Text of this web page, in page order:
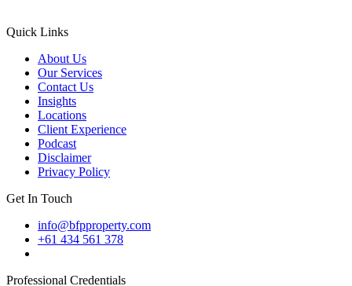
Quick Links​​​​‌ ‍ ​‍​‍‌‍ ‌ ​‍‌‍‍‌‌‍‌ ‌‍‍‌‌‍ ‍​‍​‍​ ‍‍​‍​‍‌ ​ ‌‍​‌‌‍ ‍‌‍‍‌‌ ‌​‌ ‍‌​‍ ‍‌‍‍‌‌‍ ​‍​‍​‍ ​​‍​‍‌‍‍​‌ ​‍‌‍‌‌‌‍‌‍​‍​‍​ ‍‍​‍​‍‌‍‍​‌ ‌​‌ ‌​‌ ​​‌ ​ ​ ‍‍​‍ ​‍ ‌‍​‍‌‍‌‍‌ ​​​‍ ‌‌ ​​‌ ​‍‌‍ ‌ ​​‌‍‌‌‌ ​‍‌ ‌​‌ ‍‌​‍ ‌‌‍‌ ‌ ​‍‌‍ ‌ ‌‌‌ ​​​‍ ‍‌ ‌‍‌‍‌‌‌ ​‍‌‍​ ‌‍‌‌‌‍ ​​‍ ‍‌‍​‌‌ ​​‌ ​​​‍ ‌ ​ ‌ ‌​‌ ‌‌‌‍‌​‌‍‍‌‌‍ ​‍ ‌‍‍‌‌‍ ‍‌ ‌​‌‍‌‌‌‍ ‍‌ ‌​​‍ ‌‍‌‌‌‍‌​‌‍‍‌‌ ‌​​‍ ‌‍ ‌‌‍ ‌‍‌​‌‍‌‌​ ‌‌ ​​‌ ​‍‌‍‌‌‌ ​ ‌‍‌‌‌‍ ‍‌ ‌​‌‍​‌‌ ‌​‌‍‍‌‌‍ ‌‍ ‍​ ‍ ‌‍‍‌‌‍‌​​ ‌‌ ​ ‌‍‍‌‌ ‌​‌‍‌‌‌‌​ ‌‍‌‌‌ ‌​‌ ‌​‌‍‍‌‌‍ ‍‌‍‌ ‌ ​ ​ ‍ ‌ ‌​‌ ‍‌‌ ​​‌‍‌‌​ ‌‌ ​ ‌‍‍‌‌ ‌​‌‍‌‌‌‌​ ‌‍‌‌‌ ‌​‌ ‌​‌‍‍‌‌‍ ‍‌‍‌ ‌ ​ ​ ‍ ‌ ​​‌‍​‌‌ ‌​‌‍‍​​ ‌‌‍‌‍‌‍ ‌‍ ‌ ‌​‌‍‌‌‌ ​‍​‍ ‍‌ ​‌‌ ‌‌‌‍‍‌‌‍​ ‌‍‍ ‌​ ​‌‍‍‌‌‍ ‍‌‍‍ ‌ ​ ‌​‍​‌‍‌‌‌‍​‌‌‍‌​‌‍‍‌‌‍ ‍‌‍‌ ​ ‌‍​‍‌‍​‌‌ ​ ‌‍‌‌‌‌‌‌‌ ​‍‌‍ ​​ ‌‌‍‍​‌ ‌​‌ ‌​‌ ​​‌ ​ ​‍‌‌​ ​ ‌​​‌​‍‌‌​ ​‍‌​‌‍​‍‌‌​ ​‍‌​‌‍‌‍​‍‌‍‌‍‌ ​​​‍ ‌‌ ​​‌ ​‍‌‍ ‌ ​​‌‍‌‌‌ ​‍‌ ‌​‌ ‍‌​‍ ‌‌‍‌ ‌ ​‍‌‍ ‌ ‌‌‌ ​​​‍ ‍‌ ‌‍‌‍‌‌‌ ​‍‌‍​ ‌‍‌‌‌‍ ​​‍ ‍‌‍​‌‌ ​​‌ ​​​‍‌‌​ ​‍‌​‌‍‌ ​ ‌ ‌​‌ ‌‌‌‍‌​‌‍‍‌‌‍ ​‍‌‍‌‍‍‌‌‍‌​​ ‌‌ ​ ‌‍‍‌‌ ‌​‌‍‌‌‌‌​ ‌‍‌‌‌ ‌​‌ ‌​‌‍‍‌‌‍ ‍‌‍‌ ‌ ​ ​‍‌‍‌ ‌​‌ ‍‌‌ ​​‌‍‌‌​ ‌‌ ​ ‌‍‍‌‌ ‌​‌‍‌‌‌‌​ ‌‍‌‌‌ ‌​‌ ‌​‌‍‍‌‌‍ ‍‌‍‌ ‌ ​ ​‍‌‍‌ ​​‌‍​‌‌ ‌​‌‍‍​​ ‌‌‍‌‍‌‍ ‌‍ ‌ ‌​‌‍‌‌‌ ​‍​‍ ‍‌ ​‌‌ ‌‌‌‍‍‌‌‍​ ‌‍‍ ‌​ ​‌‍‍‌‌‍ ‍‌‍‍ ‌ ​ ‌​‍​‌‍‌‌‌‍​‌‌‍‌​‌‍‍‌‌‍ ‍‌‍‌ ​‍‌‍‌ ​​‌‍‌‌‌ ​‍‌ ​ ‌ ​​‌‍‌‌‌‍​ ‌ ‌​‌‍‍‌‌ ‌‍‌‍‌‌​ ‌‌ ​​‌ ‌‌‌‍​‍‌‍ ​‌‍‍‌‌ ​ ‌‍‍​‌‍‌‌‌‍‌​​‍​‍‌ ‌
About Us​​​​‌ ‍ ​‍​‍‌‍ ‌ ​‍‌‍‍‌‌‍‌ ‌‍‍‌‌‍ ‍​‍​‍​ ‍‍​‍​‍‌ ​ ‌‍​‌‌‍ ‍‌‍‍‌‌ ‌​‌ ‍‌​‍ ‍‌‍‍‌‌‍ ​‍​‍​‍ ​​‍​‍‌‍‍​‌ ​‍‌‍‌‌‌‍‌‍​‍​‍​ ‍‍​‍​‍‌‍‍​‌ ‌​‌ ‌​‌ ​​‌ ​ ​ ‍‍​‍ ​‍ ‌‍​‍‌‍‌‍‌ ​​​‍ ‌‌ ​​‌ ​‍‌‍ ‌ ​​‌‍‌‌‌ ​‍‌ ‌​‌ ‍‌​‍ ‌‌‍‌ ‌ ​‍‌‍ ‌ ‌‌‌ ​​​‍ ‍‌ ‌‍‌‍‌‌‌ ​‍‌‍​ ‌‍‌‌‌‍ ​​‍ ‍‌‍​‌‌ ​​‌ ​​​‍ ‌ ​ ‌ ‌​‌ ‌‌‌‍‌​‌‍‍‌‌‍ ​‍ ‌‍‍‌‌‍ ‍‌ ‌​‌‍‌‌‌‍ ‍‌ ‌​​‍ ‌‍‌‌‌‍‌​‌‍‍‌‌ ‌​​‍ ‌‍ ‌‌‍ ‌‍‌​‌‍‌‌​ ‌‌ ​​‌ ​‍‌‍‌‌‌ ​ ‌‍‌‌‌‍ ‍‌ ‌​‌‍​‌‌ ‌​‌‍‍‌‌‍ ‌‍ ‍​ ‍ ‌‍‍‌‌‍‌​​ ‌‌ ​ ‌‍‍‌‌ ‌​‌‍‌‌‌‌​ ‌‍‌‌‌ ‌​‌ ‌​‌‍‍‌‌‍ ‍‌‍‌ ‌ ​ ​ ‍ ‌ ‌​‌ ‍‌‌ ​​‌‍‌‌​ ‌‌ ​ ‌‍‍‌‌ ‌​‌‍‌‌‌‌​ ‌‍‌‌‌ ‌​‌ ‌​‌‍‍‌‌‍ ‍‌‍‌ ‌ ​ ​ ‍ ‌ ​​‌‍​‌‌ ‌​‌‍‍​​ ‌‌‍‌‍‌‍ ‌‍ ‌ ‌​‌‍‌‌‌ ​‍‌​ ​‌‍‍‌‌‍ ‍‌‍‍ ‌ ​ ​‍‌‌​ ‌‌‌​​‍‌‌ ‌‍‍ ‌‍‌‌‌ ‍‌​‍‌‌​ ​ ‌​‌​​‍‌‌​ ​ ‌​‌​​‍‌‌​ ​‍​ ​‍​ ‌ ‌​ ‌​ ‍‌ ‍​​ ‌ ​ ‌​‌‌​‌‌​ ‌‌‍‍‌‌​‍‌​ ​‌​ ​​‌‍‌‌‌‍​‌‌ ‍‍‌ ‌ ‌ ‌‌‌ ‌​​ ‍​‌​‍​‌‌‌ ‌‍‌​​‍‌‌​ ​‍​ ​‍​‍‌‌​ ‌‌‌​‌​​‍ ‍‌‍ ​‌‍​‌‌‍​‍‌‍‌‌‌‍ ​​ ‌‍​‍‌‍​‌‌ ​ ‌‍‌‌‌‌‌‌‌ ​‍‌‍ ​​ ‌‌‍‍​‌ ‌​‌ ‌​‌ ​​‌ ​ ​‍‌‌​ ​ ‌​​‌​‍‌‌​ ​‍‌​‌‍​‍‌‌​ ​‍‌​‌‍‌‍​‍‌‍‌‍‌ ​​​‍ ‌‌ ​​‌ ​‍‌‍ ‌ ​​‌‍‌‌‌ ​‍‌ ‌​‌ ‍‌​‍ ‌‌‍‌ ‌ ​‍‌‍ ‌ ‌‌‌ ​​​‍ ‍‌ ‌‍‌‍‌‌‌ ​‍‌‍​ ‌‍‌‌‌‍ ​​‍ ‍‌‍​‌‌ ​​‌ ​​​‍‌‌​ ​‍‌​‌‍‌ ​ ‌ ‌​‌ ‌‌‌‍‌​‌‍‍‌‌‍ ​‍‌‍‌‍‍‌‌‍‌​​ ‌‌ ​ ‌‍‍‌‌ ‌​‌‍‌‌‌‌​ ‌‍‌‌‌ ‌​‌ ‌​‌‍‍‌‌‍ ‍‌‍‌ ‌ ​ ​‍‌‍‌ ‌​‌ ‍‌‌ ​​‌‍‌‌​ ‌‌ ​ ‌‍‍‌‌ ‌​‌‍‌‌‌‌​ ‌‍‌‌‌ ‌​‌ ‌​‌‍‍‌‌‍ ‍‌‍‌ ‌ ​ ​‍‌‍‌ ​​‌‍​‌‌ ‌​‌‍‍​​ ‌‌‍‌‍‌‍ ‌‍ ‌ ‌​‌‍‌‌‌ ​‍‌​ ​‌‍‍‌‌‍ ‍‌‍‍ ‌ ​ ​‍‌‌​ ‌‌‌​​‍‌‌ ‌‍‍ ‌‍‌‌‌ ‍‌​‍‌‌​ ​ ‌​‌​​‍‌‌​ ​ ‌​‌​​‍‌‌​ ​‍​ ​‍​ ‌ ‌​ ‌​ ‍‌ ‍​​ ‌ ​ ‌​‌‌​‌‌​ ‌‌‍‍‌‌​‍‌​ ​‌​ ​​‌‍‌‌‌‍​‌‌ ‍‍‌ ‌ ‌ ‌‌‌ ‌​​ ‍​‌​‍​‌‌‌ ‌‍‌​​‍‌‌​ ​‍​ ​‍​‍‌‌​ ‌‌‌​‌​​‍ ‍‌‍ ​‌‍​‌‌‍​‍‌‍‌‌‌‍ ​​‍‌‍‌ ​​‌‍‌‌‌ ​‍‌ ​ ‌ ​​‌‍‌‌‌‍​ ‌ ‌​‌‍‍‌‌ ‌‍‌‍‌‌​ ‌‌ ​​‌ ‌‌‌‍​‍‌‍ ​‌‍‍‌‌ ​ ‌‍‍​‌‍‌‌‌‍‌​​‍​‍‌ ‌
Our Services​​​​‌ ‍ ​‍​‍‌‍ ‌ ​‍‌‍‍‌‌‍‌ ‌‍‍‌‌‍ ‍​‍​‍​ ‍‍​‍​‍‌ ​ ‌‍​‌‌‍ ‍‌‍‍‌‌ ‌​‌ ‍‌​‍ ‍‌‍‍‌‌‍ ​‍​‍​‍ ​​‍​‍‌‍‍​‌ ​‍‌‍‌‌‌‍‌‍​‍​‍​ ‍‍​‍​‍‌‍‍​‌ ‌​‌ ‌​‌ ​​‌ ​ ​ ‍‍​‍ ​‍ ‌‍​‍‌‍‌‍‌ ​​​‍ ‌‌ ​​‌ ​‍‌‍ ‌ ​​‌‍‌‌‌ ​‍‌ ‌​‌ ‍‌​‍ ‌‌‍‌ ‌ ​‍‌‍ ‌ ‌‌‌ ​​​‍ ‍‌ ‌‍‌‍‌‌‌ ​‍‌‍​ ‌‍‌‌‌‍ ​​‍ ‍‌‍​‌‌ ​​‌ ​​​‍ ‌ ​ ‌ ‌​‌ ‌‌‌‍‌​‌‍‍‌‌‍ ​‍ ‌‍‍‌‌‍ ‍‌ ‌​‌‍‌‌‌‍ ‍‌ ‌​​‍ ‌‍‌‌‌‍‌​‌‍‍‌‌ ‌​​‍ ‌‍ ‌‌‍ ‌‍‌​‌‍‌‌​ ‌‌ ​​‌ ​‍‌‍‌‌‌ ​ ‌‍‌‌‌‍ ‍‌ ‌​‌‍​‌‌ ‌​‌‍‍‌‌‍ ‌‍ ‍​ ‍ ‌‍‍‌‌‍‌​​ ‌‌ ​ ‌‍‍‌‌ ‌​‌‍‌‌‌‌​ ‌‍‌‌‌ ‌​‌ ‌​‌‍‍‌‌‍ ‍‌‍‌ ‌ ​ ​ ‍ ‌ ‌​‌ ‍‌‌ ​​‌‍‌‌​ ‌‌ ​ ‌‍‍‌‌ ‌​‌‍‌‌‌‌​ ‌‍‌‌‌ ‌​‌ ‌​‌‍‍‌‌‍ ‍‌‍‌ ‌ ​ ​ ‍ ‌ ​​‌‍​‌‌ ‌​‌‍‍​​ ‌‌‍‌‍‌‍ ‌‍ ‌ ‌​‌‍‌‌‌ ​‍‌​ ​‌‍‍‌‌‍ ‍‌‍‍ ‌ ​ ​‍‌‌​ ‌‌‌​​‍‌‌ ‌‍‍ ‌‍‌‌‌ ‍‌​‍‌‌​ ​ ‌​‌​​‍‌‌​ ​ ‌​‌​​‍‌‌​ ​‍​ ​‍​ ‌ ‌​ ‌​ ‍‌ ‍​​ ‌ ​ ‌​‌‌​‌‌​ ‌‌‍‍‌‌​‍‌​ ​‌​ ​​‌‍‌‌‌‍​‌‌ ‍‍‌ ‌ ‌ ‌‌‌ ‌​​ ‍​‌​‍​‌‌‍‍‌‌‍‍​‍‌‌​ ​‍​ ​‍​‍‌‌​ ‌‌‌​‌​​‍ ‍‌‍ ​‌‍​‌‌‍​‍‌‍‌‌‌‍ ​​ ‌‍​‍‌‍​‌‌ ​ ‌‍‌‌‌‌‌‌‌ ​‍‌‍ ​​ ‌‌‍‍​‌ ‌​‌ ‌​‌ ​​‌ ​ ​‍‌‌​ ​ ‌​​‌​‍‌‌​ ​‍‌​‌‍​‍‌‌​ ​‍‌​‌‍‌‍​‍‌‍‌‍‌ ​​​‍ ‌‌ ​​‌ ​‍‌‍ ‌ ​​‌‍‌‌‌ ​‍‌ ‌​‌ ‍‌​‍ ‌‌‍‌ ‌ ​‍‌‍ ‌ ‌‌‌ ​​​‍ ‍‌ ‌‍‌‍‌‌‌ ​‍‌‍​ ‌‍‌‌‌‍ ​​‍ ‍‌‍​‌‌ ​​‌ ​​​‍‌‌​ ​‍‌​‌‍‌ ​ ‌ ‌​‌ ‌‌‌‍‌​‌‍‍‌‌‍ ​‍‌‍‌‍‍‌‌‍‌​​ ‌‌ ​ ‌‍‍‌‌ ‌​‌‍‌‌‌‌​ ‌‍‌‌‌ ‌​‌ ‌​‌‍‍‌‌‍ ‍‌‍‌ ‌ ​ ​‍‌‍‌ ‌​‌ ‍‌‌ ​​‌‍‌‌​ ‌‌ ​ ‌‍‍‌‌ ‌​‌‍‌‌‌‌​ ‌‍‌‌‌ ‌​‌ ‌​‌‍‍‌‌‍ ‍‌‍‌ ‌ ​ ​‍‌‍‌ ​​‌‍​‌‌ ‌​‌‍‍​​ ‌‌‍‌‍‌‍ ‌‍ ‌ ‌​‌‍‌‌‌ ​‍‌​ ​‌‍‍‌‌‍ ‍‌‍‍ ‌ ​ ​‍‌‌​ ‌‌‌​​‍‌‌ ‌‍‍ ‌‍‌‌‌ ‍‌​‍‌‌​ ​ ‌​‌​​‍‌‌​ ​ ‌​‌​​‍‌‌​ ​‍​ ​‍​ ‌ ‌​ ‌​ ‍‌ ‍​​ ‌ ​ ‌​‌‌​‌‌​ ‌‌‍‍‌‌​‍‌​ ​‌​ ​​‌‍‌‌‌‍​‌‌ ‍‍‌ ‌ ‌ ‌‌‌ ‌​​ ‍​‌​‍​‌‌‍‍‌‌‍‍​‍‌‌​ ​‍​ ​‍​‍‌‌​ ‌‌‌​‌​​‍ ‍‌‍ ​‌‍​‌‌‍​‍‌‍‌‌‌‍ ​​‍‌‍‌ ​​‌‍‌‌‌ ​‍‌ ​ ‌ ​​‌‍‌‌‌‍​ ‌ ‌​‌‍‍‌‌ ‌‍‌‍‌‌​ ‌‌ ​​‌ ‌‌‌‍​‍‌‍ ​‌‍‍‌‌ ​ ‌‍‍​‌‍‌‌‌‍‌​​‍​‍‌ ‌
Contact Us​​​​‌ ‍ ​‍​‍‌‍ ‌ ​‍‌‍‍‌‌‍‌ ‌‍‍‌‌‍ ‍​‍​‍​ ‍‍​‍​‍‌ ​ ‌‍​‌‌‍ ‍‌‍‍‌‌ ‌​‌ ‍‌​‍ ‍‌‍‍‌‌‍ ​‍​‍​‍ ​​‍​‍‌‍‍​‌ ​‍‌‍‌‌‌‍‌‍​‍​‍​ ‍‍​‍​‍‌‍‍​‌ ‌​‌ ‌​‌ ​​‌ ​ ​ ‍‍​‍ ​‍ ‌‍​‍‌‍‌‍‌ ​​​‍ ‌‌ ​​‌ ​‍‌‍ ‌ ​​‌‍‌‌‌ ​‍‌ ‌​‌ ‍‌​‍ ‌‌‍‌ ‌ ​‍‌‍ ‌ ‌‌‌ ​​​‍ ‍‌ ‌‍‌‍‌‌‌ ​‍‌‍​ ‌‍‌‌‌‍ ​​‍ ‍‌‍​‌‌ ​​‌ ​​​‍ ‌ ​ ‌ ‌​‌ ‌‌‌‍‌​‌‍‍‌‌‍ ​‍ ‌‍‍‌‌‍ ‍‌ ‌​‌‍‌‌‌‍ ‍‌ ‌​​‍ ‌‍‌‌‌‍‌​‌‍‍‌‌ ‌​​‍ ‌‍ ‌‌‍ ‌‍‌​‌‍‌‌​ ‌‌ ​​‌ ​‍‌‍‌‌‌ ​ ‌‍‌‌‌‍ ‍‌ ‌​‌‍​‌‌ ‌​‌‍‍‌‌‍ ‌‍ ‍​ ‍ ‌‍‍‌‌‍‌​​ ‌‌ ​ ‌‍‍‌‌ ‌​‌‍‌‌‌‌​ ‌‍‌‌‌ ‌​‌ ‌​‌‍‍‌‌‍ ‍‌‍‌ ‌ ​ ​ ‍ ‌ ‌​‌ ‍‌‌ ​​‌‍‌‌​ ‌‌ ​ ‌‍‍‌‌ ‌​‌‍‌‌‌‌​ ‌‍‌‌‌ ‌​‌ ‌​‌‍‍‌‌‍ ‍‌‍‌ ‌ ​ ​ ‍ ‌ ​​‌‍​‌‌ ‌​‌‍‍​​ ‌‌‍‌‍‌‍ ‌‍ ‌ ‌​‌‍‌‌‌ ​‍‌​ ​‌‍‍‌‌‍ ‍‌‍‍ ‌ ​ ​‍‌‌​ ‌‌‌​​‍‌‌ ‌‍‍ ‌‍‌‌‌ ‍‌​‍‌‌​ ​ ‌​‌​​‍‌‌​ ​ ‌​‌​​‍‌‌​ ​‍​ ​‍​ ‌ ‌​ ‌​ ‍‌ ‍​​ ‌ ​ ‌​‌‌​‌‌​ ‌‌‍‍‌‌​‍‌​ ​‌​ ​​‌‍‌‌‌‍​‌‌ ‍‍‌ ‌ ‌ ‌‌‌ ‌​​ ‍​‌​‍​‌‍​ ‌‌‌‍​‍‌‌​ ​‍​ ​‍​‍‌‌​ ‌‌‌​‌​​‍ ‍‌‍ ​‌‍​‌‌‍​‍‌‍‌‌‌‍ ​​ ‌‍​‍‌‍​‌‌ ​ ‌‍‌‌‌‌‌‌‌ ​‍‌‍ ​​ ‌‌‍‍​‌ ‌​‌ ‌​‌ ​​‌ ​ ​‍‌‌​ ​ ‌​​‌​‍‌‌​ ​‍‌​‌‍​‍‌‌​ ​‍‌​‌‍‌‍​‍‌‍‌‍‌ ​​​‍ ‌‌ ​​‌ ​‍‌‍ ‌ ​​‌‍‌‌‌ ​‍‌ ‌​‌ ‍‌​‍ ‌‌‍‌ ‌ ​‍‌‍ ‌ ‌‌‌ ​​​‍ ‍‌ ‌‍‌‍‌‌‌ ​‍‌‍​ ‌‍‌‌‌‍ ​​‍ ‍‌‍​‌‌ ​​‌ ​​​‍‌‌​ ​‍‌​‌‍‌ ​ ‌ ‌​‌ ‌‌‌‍‌​‌‍‍‌‌‍ ​‍‌‍‌‍‍‌‌‍‌​​ ‌‌ ​ ‌‍‍‌‌ ‌​‌‍‌‌‌‌​ ‌‍‌‌‌ ‌​‌ ‌​‌‍‍‌‌‍ ‍‌‍‌ ‌ ​ ​‍‌‍‌ ‌​‌ ‍‌‌ ​​‌‍‌‌​ ‌‌ ​ ‌‍‍‌‌ ‌​‌‍‌‌‌‌​ ‌‍‌‌‌ ‌​‌ ‌​‌‍‍‌‌‍ ‍‌‍‌ ‌ ​ ​‍‌‍‌ ​​‌‍​‌‌ ‌​‌‍‍​​ ‌‌‍‌‍‌‍ ‌‍ ‌ ‌​‌‍‌‌‌ ​‍‌​ ​‌‍‍‌‌‍ ‍‌‍‍ ‌ ​ ​‍‌‌​ ‌‌‌​​‍‌‌ ‌‍‍ ‌‍‌‌‌ ‍‌​‍‌‌​ ​ ‌​‌​​‍‌‌​ ​ ‌​‌​​‍‌‌​ ​‍​ ​‍​ ‌ ‌​ ‌​ ‍‌ ‍​​ ‌ ​ ‌​‌‌​‌‌​ ‌‌‍‍‌‌​‍‌​ ​‌​ ​​‌‍‌‌‌‍​‌‌ ‍‍‌ ‌ ‌ ‌‌‌ ‌​​ ‍​‌​‍​‌‍​ ‌‌‌‍​‍‌‌​ ​‍​ ​‍​‍‌‌​ ‌‌‌​‌​​‍ ‍‌‍ ​‌‍​‌‌‍​‍‌‍‌‌‌‍ ​​‍‌‍‌ ​​‌‍‌‌‌ ​‍‌ ​ ‌ ​​‌‍‌‌‌‍​ ‌ ‌​‌‍‍‌‌ ‌‍‌‍‌‌​ ‌‌ ​​‌ ‌‌‌‍​‍‌‍ ​‌‍‍‌‌ ​ ‌‍‍​‌‍‌‌‌‍‌​​‍​‍‌ ‌
Insights​​​​‌ ‍ ​‍​‍‌‍ ‌ ​‍‌‍‍‌‌‍‌ ‌‍‍‌‌‍ ‍​‍​‍​ ‍‍​‍​‍‌ ​ ‌‍​‌‌‍ ‍‌‍‍‌‌ ‌​‌ ‍‌​‍ ‍‌‍‍‌‌‍ ​‍​‍​‍ ​​‍​‍‌‍‍​‌ ​‍‌‍‌‌‌‍‌‍​‍​‍​ ‍‍​‍​‍‌‍‍​‌ ‌​‌ ‌​‌ ​​‌ ​ ​ ‍‍​‍ ​‍ ‌‍​‍‌‍‌‍‌ ​​​‍ ‌‌ ​​‌ ​‍‌‍ ‌ ​​‌‍‌‌‌ ​‍‌ ‌​‌ ‍‌​‍ ‌‌‍‌ ‌ ​‍‌‍ ‌ ‌‌‌ ​​​‍ ‍‌ ‌‍‌‍‌‌‌ ​‍‌‍​ ‌‍‌‌‌‍ ​​‍ ‍‌‍​‌‌ ​​‌ ​​​‍ ‌ ​ ‌ ‌​‌ ‌‌‌‍‌​‌‍‍‌‌‍ ​‍ ‌‍‍‌‌‍ ‍‌ ‌​‌‍‌‌‌‍ ‍‌ ‌​​‍ ‌‍‌‌‌‍‌​‌‍‍‌‌ ‌​​‍ ‌‍ ‌‌‍ ‌‍‌​‌‍‌‌​ ‌‌ ​​‌ ​‍‌‍‌‌‌ ​ ‌‍‌‌‌‍ ‍‌ ‌​‌‍​‌‌ ‌​‌‍‍‌‌‍ ‌‍ ‍​ ‍ ‌‍‍‌‌‍‌​​ ‌‌ ​ ‌‍‍‌‌ ‌​‌‍‌‌‌‌​ ‌‍‌‌‌ ‌​‌ ‌​‌‍‍‌‌‍ ‍‌‍‌ ‌ ​ ​ ‍ ‌ ‌​‌ ‍‌‌ ​​‌‍‌‌​ ‌‌ ​ ‌‍‍‌‌ ‌​‌‍‌‌‌‌​ ‌‍‌‌‌ ‌​‌ ‌​‌‍‍‌‌‍ ‍‌‍‌ ‌ ​ ​ ‍ ‌ ​​‌‍​‌‌ ‌​‌‍‍​​ ‌‌‍‌‍‌‍ ‌‍ ‌ ‌​‌‍‌‌‌ ​‍‌​ ​‌‍‍‌‌‍ ‍‌‍‍ ‌ ​ ​‍‌‌​ ‌‌‌​​‍‌‌ ‌‍‍ ‌‍‌‌‌ ‍‌​‍‌‌​ ​ ‌​‌​​‍‌‌​ ​ ‌​‌​​‍‌‌​ ​‍​ ​‍​ ‌ ‌​ ‌​ ‍‌ ‍​​ ‌ ​ ‌​‌‌​‌‌​ ‌‌‍‍‌‌​‍‌​ ​‌​ ​​‌‍‌‌‌‍​‌‌ ‍‍‌ ‌ ‌ ‌‌‌ ‌​​ ‍​‌​‍​‌‍‌‍‌‌​‍​‍‌‌​ ​‍​ ​‍​‍‌‌​ ‌‌‌​‌​​‍ ‍‌‍ ​‌‍​‌‌‍​‍‌‍‌‌‌‍ ​​ ‌‍​‍‌‍​‌‌ ​ ‌‍‌‌‌‌‌‌‌ ​‍‌‍ ​​ ‌‌‍‍​‌ ‌​‌ ‌​‌ ​​‌ ​ ​‍‌‌​ ​ ‌​​‌​‍‌‌​ ​‍‌​‌‍​‍‌‌​ ​‍‌​‌‍‌‍​‍‌‍‌‍‌ ​​​‍ ‌‌ ​​‌ ​‍‌‍ ‌ ​​‌‍‌‌‌ ​‍‌ ‌​‌ ‍‌​‍ ‌‌‍‌ ‌ ​‍‌‍ ‌ ‌‌‌ ​​​‍ ‍‌ ‌‍‌‍‌‌‌ ​‍‌‍​ ‌‍‌‌‌‍ ​​‍ ‍‌‍​‌‌ ​​‌ ​​​‍‌‌​ ​‍‌​‌‍‌ ​ ‌ ‌​‌ ‌‌‌‍‌​‌‍‍‌‌‍ ​‍‌‍‌‍‍‌‌‍‌​​ ‌‌ ​ ‌‍‍‌‌ ‌​‌‍‌‌‌‌​ ‌‍‌‌‌ ‌​‌ ‌​‌‍‍‌‌‍ ‍‌‍‌ ‌ ​ ​‍‌‍‌ ‌​‌ ‍‌‌ ​​‌‍‌‌​ ‌‌ ​ ‌‍‍‌‌ ‌​‌‍‌‌‌‌​ ‌‍‌‌‌ ‌​‌ ‌​‌‍‍‌‌‍ ‍‌‍‌ ‌ ​ ​‍‌‍‌ ​​‌‍​‌‌ ‌​‌‍‍​​ ‌‌‍‌‍‌‍ ‌‍ ‌ ‌​‌‍‌‌‌ ​‍‌​ ​‌‍‍‌‌‍ ‍‌‍‍ ‌ ​ ​‍‌‌​ ‌‌‌​​‍‌‌ ‌‍‍ ‌‍‌‌‌ ‍‌​‍‌‌​ ​ ‌​‌​​‍‌‌​ ​ ‌​‌​​‍‌‌​ ​‍​ ​‍​ ‌ ‌​ ‌​ ‍‌ ‍​​ ‌ ​ ‌​‌‌​‌‌​ ‌‌‍‍‌‌​‍‌​ ​‌​ ​​‌‍‌‌‌‍​‌‌ ‍‍‌ ‌ ‌ ‌‌‌ ‌​​ ‍​‌​‍​‌‍‌‍‌‌​‍​‍‌‌​ ​‍​ ​‍​‍‌‌​ ‌‌‌​‌​​‍ ‍‌‍ ​‌‍​‌‌‍​‍‌‍‌‌‌‍ ​​‍‌‍‌ ​​‌‍‌‌‌ ​‍‌ ​ ‌ ​​‌‍‌‌‌‍​ ‌ ‌​‌‍‍‌‌ ‌‍‌‍‌‌​ ‌‌ ​​‌ ‌‌‌‍​‍‌‍ ​‌‍‍‌‌ ​ ‌‍‍​‌‍‌‌‌‍‌​​‍​‍‌ ‌
Locations​​​​‌ ‍ ​‍​‍‌‍ ‌ ​‍‌‍‍‌‌‍‌ ‌‍‍‌‌‍ ‍​‍​‍​ ‍‍​‍​‍‌ ​ ‌‍​‌‌‍ ‍‌‍‍‌‌ ‌​‌ ‍‌​‍ ‍‌‍‍‌‌‍ ​‍​‍​‍ ​​‍​‍‌‍‍​‌ ​‍‌‍‌‌‌‍‌‍​‍​‍​ ‍‍​‍​‍‌‍‍​‌ ‌​‌ ‌​‌ ​​‌ ​ ​ ‍‍​‍ ​‍ ‌‍​‍‌‍‌‍‌ ​​​‍ ‌‌ ​​‌ ​‍‌‍ ‌ ​​‌‍‌‌‌ ​‍‌ ‌​‌ ‍‌​‍ ‌‌‍‌ ‌ ​‍‌‍ ‌ ‌‌‌ ​​​‍ ‍‌ ‌‍‌‍‌‌‌ ​‍‌‍​ ‌‍‌‌‌‍ ​​‍ ‍‌‍​‌‌ ​​‌ ​​​‍ ‌ ​ ‌ ‌​‌ ‌‌‌‍‌​‌‍‍‌‌‍ ​‍ ‌‍‍‌‌‍ ‍‌ ‌​‌‍‌‌‌‍ ‍‌ ‌​​‍ ‌‍‌‌‌‍‌​‌‍‍‌‌ ‌​​‍ ‌‍ ‌‌‍ ‌‍‌​‌‍‌‌​ ‌‌ ​​‌ ​‍‌‍‌‌‌ ​ ‌‍‌‌‌‍ ‍‌ ‌​‌‍​‌‌ ‌​‌‍‍‌‌‍ ‌‍ ‍​ ‍ ‌‍‍‌‌‍‌​​ ‌‌ ​ ‌‍‍‌‌ ‌​‌‍‌‌‌‌​ ‌‍‌‌‌ ‌​‌ ‌​‌‍‍‌‌‍ ‍‌‍‌ ‌ ​ ​ ‍ ‌ ‌​‌ ‍‌‌ ​​‌‍‌‌​ ‌‌ ​ ‌‍‍‌‌ ‌​‌‍‌‌‌‌​ ‌‍‌‌‌ ‌​‌ ‌​‌‍‍‌‌‍ ‍‌‍‌ ‌ ​ ​ ‍ ‌ ​​‌‍​‌‌ ‌​‌‍‍​​ ‌‌‍‌‍‌‍ ‌‍ ‌ ‌​‌‍‌‌‌ ​‍‌​ ​‌‍‍‌‌‍ ‍‌‍‍ ‌ ​ ​‍‌‌​ ‌‌‌​​‍‌‌ ‌‍‍ ‌‍‌‌‌ ‍‌​‍‌‌​ ​ ‌​‌​​‍‌‌​ ​ ‌​‌​​‍‌‌​ ​‍​ ​‍​ ‌ ‌​ ‌​ ‍‌ ‍​​ ‌ ​ ‌​‌‌​‌‌​ ‌‌‍‍‌‌​‍‌​ ​‌​ ​​‌‍‌‌‌‍​‌‌ ‍‍‌ ‌ ‌ ‌‌‌ ‌​​ ‍​‌​‍​‌‍‍‌‌​ ‍​‍‌‌​ ​‍​ ​‍​‍‌‌​ ‌‌‌​‌​​‍ ‍‌‍ ​‌‍​‌‌‍​‍‌‍‌‌‌‍ ​​ ‌‍​‍‌‍​‌‌ ​ ‌‍‌‌‌‌‌‌‌ ​‍‌‍ ​​ ‌‌‍‍​‌ ‌​‌ ‌​‌ ​​‌ ​ ​‍‌‌​ ​ ‌​​‌​‍‌‌​ ​‍‌​‌‍​‍‌‌​ ​‍‌​‌‍‌‍​‍‌‍‌‍‌ ​​​‍ ‌‌ ​​‌ ​‍‌‍ ‌ ​​‌‍‌‌‌ ​‍‌ ‌​‌ ‍‌​‍ ‌‌‍‌ ‌ ​‍‌‍ ‌ ‌‌‌ ​​​‍ ‍‌ ‌‍‌‍‌‌‌ ​‍‌‍​ ‌‍‌‌‌‍ ​​‍ ‍‌‍​‌‌ ​​‌ ​​​‍‌‌​ ​‍‌​‌‍‌ ​ ‌ ‌​‌ ‌‌‌‍‌​‌‍‍‌‌‍ ​‍‌‍‌‍‍‌‌‍‌​​ ‌‌ ​ ‌‍‍‌‌ ‌​‌‍‌‌‌‌​ ‌‍‌‌‌ ‌​‌ ‌​‌‍‍‌‌‍ ‍‌‍‌ ‌ ​ ​‍‌‍‌ ‌​‌ ‍‌‌ ​​‌‍‌‌​ ‌‌ ​ ‌‍‍‌‌ ‌​‌‍‌‌‌‌​ ‌‍‌‌‌ ‌​‌ ‌​‌‍‍‌‌‍ ‍‌‍‌ ‌ ​ ​‍‌‍‌ ​​‌‍​‌‌ ‌​‌‍‍​​ ‌‌‍‌‍‌‍ ‌‍ ‌ ‌​‌‍‌‌‌ ​‍‌​ ​‌‍‍‌‌‍ ‍‌‍‍ ‌ ​ ​‍‌‌​ ‌‌‌​​‍‌‌ ‌‍‍ ‌‍‌‌‌ ‍‌​‍‌‌​ ​ ‌​‌​​‍‌‌​ ​ ‌​‌​​‍‌‌​ ​‍​ ​‍​ ‌ ‌​ ‌​ ‍‌ ‍​​ ‌ ​ ‌​‌‌​‌‌​ ‌‌‍‍‌‌​‍‌​ ​‌​ ​​‌‍‌‌‌‍​‌‌ ‍‍‌ ‌ ‌ ‌‌‌ ‌​​ ‍​‌​‍​‌‍‍‌‌​ ‍​‍‌‌​ ​‍​ ​‍​‍‌‌​ ‌‌‌​‌​​‍ ‍‌‍ ​‌‍​‌‌‍​‍‌‍‌‌‌‍ ​​‍‌‍‌ ​​‌‍‌‌‌ ​‍‌ ​ ‌ ​​‌‍‌‌‌‍​ ‌ ‌​‌‍‍‌‌ ‌‍‌‍‌‌​ ‌‌ ​​‌ ‌‌‌‍​‍‌‍ ​‌‍‍‌‌ ​ ‌‍‍​‌‍‌‌‌‍‌​​‍​‍‌ ‌
Client Experience​​​​‌ ‍ ​‍​‍‌‍ ‌ ​‍‌‍‍‌‌‍‌ ‌‍‍‌‌‍ ‍​‍​‍​ ‍‍​‍​‍‌ ​ ‌‍​‌‌‍ ‍‌‍‍‌‌ ‌​‌ ‍‌​‍ ‍‌‍‍‌‌‍ ​‍​‍​‍ ​​‍​‍‌‍‍​‌ ​‍‌‍‌‌‌‍‌‍​‍​‍​ ‍‍​‍​‍‌‍‍​‌ ‌​‌ ‌​‌ ​​‌ ​ ​ ‍‍​‍ ​‍ ‌‍​‍‌‍‌‍‌ ​​​‍ ‌‌ ​​‌ ​‍‌‍ ‌ ​​‌‍‌‌‌ ​‍‌ ‌​‌ ‍‌​‍ ‌‌‍‌ ‌ ​‍‌‍ ‌ ‌‌‌ ​​​‍ ‍‌ ‌‍‌‍‌‌‌ ​‍‌‍​ ‌‍‌‌‌‍ ​​‍ ‍‌‍​‌‌ ​​‌ ​​​‍ ‌ ​ ‌ ‌​‌ ‌‌‌‍‌​‌‍‍‌‌‍ ​‍ ‌‍‍‌‌‍ ‍‌ ‌​‌‍‌‌‌‍ ‍‌ ‌​​‍ ‌‍‌‌‌‍‌​‌‍‍‌‌ ‌​​‍ ‌‍ ‌‌‍ ‌‍‌​‌‍‌‌​ ‌‌ ​​‌ ​‍‌‍‌‌‌ ​ ‌‍‌‌‌‍ ‍‌ ‌​‌‍​‌‌ ‌​‌‍‍‌‌‍ ‌‍ ‍​ ‍ ‌‍‍‌‌‍‌​​ ‌‌ ​ ‌‍‍‌‌ ‌​‌‍‌‌‌‌​ ‌‍‌‌‌ ‌​‌ ‌​‌‍‍‌‌‍ ‍‌‍‌ ‌ ​ ​ ‍ ‌ ‌​‌ ‍‌‌ ​​‌‍‌‌​ ‌‌ ​ ‌‍‍‌‌ ‌​‌‍‌‌‌‌​ ‌‍‌‌‌ ‌​‌ ‌​‌‍‍‌‌‍ ‍‌‍‌ ‌ ​ ​ ‍ ‌ ​​‌‍​‌‌ ‌​‌‍‍​​ ‌‌‍‌‍‌‍ ‌‍ ‌ ‌​‌‍‌‌‌ ​‍‌​ ​‌‍‍‌‌‍ ‍‌‍‍ ‌ ​ ​‍‌‌​ ‌‌‌​​‍‌‌ ‌‍‍ ‌‍‌‌‌ ‍‌​‍‌‌​ ​ ‌​‌​​‍‌‌​ ​ ‌​‌​​‍‌‌​ ​‍​ ​‍​ ‌ ‌​ ‌​ ‍‌ ‍​​ ‌ ​ ‌​‌‌​‌‌​ ‌‌‍‍‌‌​‍‌​ ​‌​ ​​‌‍‌‌‌‍​‌‌ ‍‍‌ ‌ ‌ ‌‌‌ ‌​​ ‍​‌​‍​‌‍ ​‌​‍‍​‍‌‌​ ​‍​ ​‍​‍‌‌​ ‌‌‌​‌​​‍ ‍‌‍ ​‌‍​‌‌‍​‍‌‍‌‌‌‍ ​​ ‌‍​‍‌‍​‌‌ ​ ‌‍‌‌‌‌‌‌‌ ​‍‌‍ ​​ ‌‌‍‍​‌ ‌​‌ ‌​‌ ​​‌ ​ ​‍‌‌​ ​ ‌​​‌​‍‌‌​ ​‍‌​‌‍​‍‌‌​ ​‍‌​‌‍‌‍​‍‌‍‌‍‌ ​​​‍ ‌‌ ​​‌ ​‍‌‍ ‌ ​​‌‍‌‌‌ ​‍‌ ‌​‌ ‍‌​‍ ‌‌‍‌ ‌ ​‍‌‍ ‌ ‌‌‌ ​​​‍ ‍‌ ‌‍‌‍‌‌‌ ​‍‌‍​ ‌‍‌‌‌‍ ​​‍ ‍‌‍​‌‌ ​​‌ ​​​‍‌‌​ ​‍‌​‌‍‌ ​ ‌ ‌​‌ ‌‌‌‍‌​‌‍‍‌‌‍ ​‍‌‍‌‍‍‌‌‍‌​​ ‌‌ ​ ‌‍‍‌‌ ‌​‌‍‌‌‌‌​ ‌‍‌‌‌ ‌​‌ ‌​‌‍‍‌‌‍ ‍‌‍‌ ‌ ​ ​‍‌‍‌ ‌​‌ ‍‌‌ ​​‌‍‌‌​ ‌‌ ​ ‌‍‍‌‌ ‌​‌‍‌‌‌‌​ ‌‍‌‌‌ ‌​‌ ‌​‌‍‍‌‌‍ ‍‌‍‌ ‌ ​ ​‍‌‍‌ ​​‌‍​‌‌ ‌​‌‍‍​​ ‌‌‍‌‍‌‍ ‌‍ ‌ ‌​‌‍‌‌‌ ​‍‌​ ​‌‍‍‌‌‍ ‍‌‍‍ ‌ ​ ​‍‌‌​ ‌‌‌​​‍‌‌ ‌‍‍ ‌‍‌‌‌ ‍‌​‍‌‌​ ​ ‌​‌​​‍‌‌​ ​ ‌​‌​​‍‌‌​ ​‍​ ​‍​ ‌ ‌​ ‌​ ‍‌ ‍​​ ‌ ​ ‌​‌‌​‌‌​ ‌‌‍‍‌‌​‍‌​ ​‌​ ​​‌‍‌‌‌‍​‌‌ ‍‍‌ ‌ ‌ ‌‌‌ ‌​​ ‍​‌​‍​‌‍ ​‌​‍‍​‍‌‌​ ​‍​ ​‍​‍‌‌​ ‌‌‌​‌​​‍ ‍‌‍ ​‌‍​‌‌‍​‍‌‍‌‌‌‍ ​​‍‌‍‌ ​​‌‍‌‌‌ ​‍‌ ​ ‌ ​​‌‍‌‌‌‍​ ‌ ‌​‌‍‍‌‌ ‌‍‌‍‌‌​ ‌‌ ​​‌ ‌‌‌‍​‍‌‍ ​‌‍‍‌‌ ​ ‌‍‍​‌‍‌‌‌‍‌​​‍​‍‌ ‌
Podcast​​​​‌ ‍ ​‍​‍‌‍ ‌ ​‍‌‍‍‌‌‍‌ ‌‍‍‌‌‍ ‍​‍​‍​ ‍‍​‍​‍‌ ​ ‌‍​‌‌‍ ‍‌‍‍‌‌ ‌​‌ ‍‌​‍ ‍‌‍‍‌‌‍ ​‍​‍​‍ ​​‍​‍‌‍‍​‌ ​‍‌‍‌‌‌‍‌‍​‍​‍​ ‍‍​‍​‍‌‍‍​‌ ‌​‌ ‌​‌ ​​‌ ​ ​ ‍‍​‍ ​‍ ‌‍​‍‌‍‌‍‌ ​​​‍ ‌‌ ​​‌ ​‍‌‍ ‌ ​​‌‍‌‌‌ ​‍‌ ‌​‌ ‍‌​‍ ‌‌‍‌ ‌ ​‍‌‍ ‌ ‌‌‌ ​​​‍ ‍‌ ‌‍‌‍‌‌‌ ​‍‌‍​ ‌‍‌‌‌‍ ​​‍ ‍‌‍​‌‌ ​​‌ ​​​‍ ‌ ​ ‌ ‌​‌ ‌‌‌‍‌​‌‍‍‌‌‍ ​‍ ‌‍‍‌‌‍ ‍‌ ‌​‌‍‌‌‌‍ ‍‌ ‌​​‍ ‌‍‌‌‌‍‌​‌‍‍‌‌ ‌​​‍ ‌‍ ‌‌‍ ‌‍‌​‌‍‌‌​ ‌‌ ​​‌ ​‍‌‍‌‌‌ ​ ‌‍‌‌‌‍ ‍‌ ‌​‌‍​‌‌ ‌​‌‍‍‌‌‍ ‌‍ ‍​ ‍ ‌‍‍‌‌‍‌​​ ‌‌ ​ ‌‍‍‌‌ ‌​‌‍‌‌‌‌​ ‌‍‌‌‌ ‌​‌ ‌​‌‍‍‌‌‍ ‍‌‍‌ ‌ ​ ​ ‍ ‌ ‌​‌ ‍‌‌ ​​‌‍‌‌​ ‌‌ ​ ‌‍‍‌‌ ‌​‌‍‌‌‌‌​ ‌‍‌‌‌ ‌​‌ ‌​‌‍‍‌‌‍ ‍‌‍‌ ‌ ​ ​ ‍ ‌ ​​‌‍​‌‌ ‌​‌‍‍​​ ‌‌‍‌‍‌‍ ‌‍ ‌ ‌​‌‍‌‌‌ ​‍‌​ ​‌‍‍‌‌‍ ‍‌‍‍ ‌ ​ ​‍‌‌​ ‌‌‌​​‍‌‌ ‌‍‍ ‌‍‌‌‌ ‍‌​‍‌‌​ ​ ‌​‌​​‍‌‌​ ​ ‌​‌​​‍‌‌​ ​‍​ ​‍​ ‌ ‌​ ‌​ ‍‌ ‍​​ ‌ ​ ‌​‌‌​‌‌​ ‌‌‍‍‌‌​‍‌​ ​‌​ ​​‌‍‌‌‌‍​‌‌ ‍‍‌ ‌ ‌ ‌‌‌ ‌​​ ‍​‌​‍​‌‍ ‌​‌‍​‍‌‌​ ​‍​ ​‍​‍‌‌​ ‌‌‌​‌​​‍ ‍‌‍ ​‌‍​‌‌‍​‍‌‍‌‌‌‍ ​​ ‌‍​‍‌‍​‌‌ ​ ‌‍‌‌‌‌‌‌‌ ​‍‌‍ ​​ ‌‌‍‍​‌ ‌​‌ ‌​‌ ​​‌ ​ ​‍‌‌​ ​ ‌​​‌​‍‌‌​ ​‍‌​‌‍​‍‌‌​ ​‍‌​‌‍‌‍​‍‌‍‌‍‌ ​​​‍ ‌‌ ​​‌ ​‍‌‍ ‌ ​​‌‍‌‌‌ ​‍‌ ‌​‌ ‍‌​‍ ‌‌‍‌ ‌ ​‍‌‍ ‌ ‌‌‌ ​​​‍ ‍‌ ‌‍‌‍‌‌‌ ​‍‌‍​ ‌‍‌‌‌‍ ​​‍ ‍‌‍​‌‌ ​​‌ ​​​‍‌‌​ ​‍‌​‌‍‌ ​ ‌ ‌​‌ ‌‌‌‍‌​‌‍‍‌‌‍ ​‍‌‍‌‍‍‌‌‍‌​​ ‌‌ ​ ‌‍‍‌‌ ‌​‌‍‌‌‌‌​ ‌‍‌‌‌ ‌​‌ ‌​‌‍‍‌‌‍ ‍‌‍‌ ‌ ​ ​‍‌‍‌ ‌​‌ ‍‌‌ ​​‌‍‌‌​ ‌‌ ​ ‌‍‍‌‌ ‌​‌‍‌‌‌‌​ ‌‍‌‌‌ ‌​‌ ‌​‌‍‍‌‌‍ ‍‌‍‌ ‌ ​ ​‍‌‍‌ ​​‌‍​‌‌ ‌​‌‍‍​​ ‌‌‍‌‍‌‍ ‌‍ ‌ ‌​‌‍‌‌‌ ​‍‌​ ​‌‍‍‌‌‍ ‍‌‍‍ ‌ ​ ​‍‌‌​ ‌‌‌​​‍‌‌ ‌‍‍ ‌‍‌‌‌ ‍‌​‍‌‌​ ​ ‌​‌​​‍‌‌​ ​ ‌​‌​​‍‌‌​ ​‍​ ​‍​ ‌ ‌​ ‌​ ‍‌ ‍​​ ‌ ​ ‌​‌‌​‌‌​ ‌‌‍‍‌‌​‍‌​ ​‌​ ​​‌‍‌‌‌‍​‌‌ ‍‍‌ ‌ ‌ ‌‌‌ ‌​​ ‍​‌​‍​‌‍ ‌​‌‍​‍‌‌​ ​‍​ ​‍​‍‌‌​ ‌‌‌​‌​​‍ ‍‌‍ ​‌‍​‌‌‍​‍‌‍‌‌‌‍ ​​‍‌‍‌ ​​‌‍‌‌‌ ​‍‌ ​ ‌ ​​‌‍‌‌‌‍​ ‌ ‌​‌‍‍‌‌ ‌‍‌‍‌‌​ ‌‌ ​​‌ ‌‌‌‍​‍‌‍ ​‌‍‍‌‌ ​ ‌‍‍​‌‍‌‌‌‍‌​​‍​‍‌ ‌
Disclaimer​​​​‌ ‍ ​‍​‍‌‍ ‌ ​‍‌‍‍‌‌‍‌ ‌‍‍‌‌‍ ‍​‍​‍​ ‍‍​‍​‍‌ ​ ‌‍​‌‌‍ ‍‌‍‍‌‌ ‌​‌ ‍‌​‍ ‍‌‍‍‌‌‍ ​‍​‍​‍ ​​‍​‍‌‍‍​‌ ​‍‌‍‌‌‌‍‌‍​‍​‍​ ‍‍​‍​‍‌‍‍​‌ ‌​‌ ‌​‌ ​​‌ ​ ​ ‍‍​‍ ​‍ ‌‍​‍‌‍‌‍‌ ​​​‍ ‌‌ ​​‌ ​‍‌‍ ‌ ​​‌‍‌‌‌ ​‍‌ ‌​‌ ‍‌​‍ ‌‌‍‌ ‌ ​‍‌‍ ‌ ‌‌‌ ​​​‍ ‍‌ ‌‍‌‍‌‌‌ ​‍‌‍​ ‌‍‌‌‌‍ ​​‍ ‍‌‍​‌‌ ​​‌ ​​​‍ ‌ ​ ‌ ‌​‌ ‌‌‌‍‌​‌‍‍‌‌‍ ​‍ ‌‍‍‌‌‍ ‍‌ ‌​‌‍‌‌‌‍ ‍‌ ‌​​‍ ‌‍‌‌‌‍‌​‌‍‍‌‌ ‌​​‍ ‌‍ ‌‌‍ ‌‍‌​‌‍‌‌​ ‌‌ ​​‌ ​‍‌‍‌‌‌ ​ ‌‍‌‌‌‍ ‍‌ ‌​‌‍​‌‌ ‌​‌‍‍‌‌‍ ‌‍ ‍​ ‍ ‌‍‍‌‌‍‌​​ ‌‌ ​ ‌‍‍‌‌ ‌​‌‍‌‌‌‌​ ‌‍‌‌‌ ‌​‌ ‌​‌‍‍‌‌‍ ‍‌‍‌ ‌ ​ ​ ‍ ‌ ‌​‌ ‍‌‌ ​​‌‍‌‌​ ‌‌ ​ ‌‍‍‌‌ ‌​‌‍‌‌‌‌​ ‌‍‌‌‌ ‌​‌ ‌​‌‍‍‌‌‍ ‍‌‍‌ ‌ ​ ​ ‍ ‌ ​​‌‍​‌‌ ‌​‌‍‍​​ ‌‌‍‌‍‌‍ ‌‍ ‌ ‌​‌‍‌‌‌ ​‍‌​ ​‌‍‍‌‌‍ ‍‌‍‍ ‌ ​ ​‍‌‌​ ‌‌‌​​‍‌‌ ‌‍‍ ‌‍‌‌‌ ‍‌​‍‌‌​ ​ ‌​‌​​‍‌‌​ ​ ‌​‌​​‍‌‌​ ​‍​ ​‍​ ‌ ‌​ ‌​ ‍‌ ‍​​ ‌ ​ ‌​‌‌​‌‌​ ‌‌‍‍‌‌​‍‌​ ​‌​ ​​‌‍‌‌‌‍​‌‌ ‍‍‌ ‌ ‌ ‌‌‌ ‌​​ ‍​‌​‍​‌ ​‍‌​​‍​‍‌‌​ ​‍​ ​‍​‍‌‌​ ‌‌‌​‌​​‍ ‍‌‍ ​‌‍​‌‌‍​‍‌‍‌‌‌‍ ​​ ‌‍​‍‌‍​‌‌ ​ ‌‍‌‌‌‌‌‌‌ ​‍‌‍ ​​ ‌‌‍‍​‌ ‌​‌ ‌​‌ ​​‌ ​ ​‍‌‌​ ​ ‌​​‌​‍‌‌​ ​‍‌​‌‍​‍‌‌​ ​‍‌​‌‍‌‍​‍‌‍‌‍‌ ​​​‍ ‌‌ ​​‌ ​‍‌‍ ‌ ​​‌‍‌‌‌ ​‍‌ ‌​‌ ‍‌​‍ ‌‌‍‌ ‌ ​‍‌‍ ‌ ‌‌‌ ​​​‍ ‍‌ ‌‍‌‍‌‌‌ ​‍‌‍​ ‌‍‌‌‌‍ ​​‍ ‍‌‍​‌‌ ​​‌ ​​​‍‌‌​ ​‍‌​‌‍‌ ​ ‌ ‌​‌ ‌‌‌‍‌​‌‍‍‌‌‍ ​‍‌‍‌‍‍‌‌‍‌​​ ‌‌ ​ ‌‍‍‌‌ ‌​‌‍‌‌‌‌​ ‌‍‌‌‌ ‌​‌ ‌​‌‍‍‌‌‍ ‍‌‍‌ ‌ ​ ​‍‌‍‌ ‌​‌ ‍‌‌ ​​‌‍‌‌​ ‌‌ ​ ‌‍‍‌‌ ‌​‌‍‌‌‌‌​ ‌‍‌‌‌ ‌​‌ ‌​‌‍‍‌‌‍ ‍‌‍‌ ‌ ​ ​‍‌‍‌ ​​‌‍​‌‌ ‌​‌‍‍​​ ‌‌‍‌‍‌‍ ‌‍ ‌ ‌​‌‍‌‌‌ ​‍‌​ ​‌‍‍‌‌‍ ‍‌‍‍ ‌ ​ ​‍‌‌​ ‌‌‌​​‍‌‌ ‌‍‍ ‌‍‌‌‌ ‍‌​‍‌‌​ ​ ‌​‌​​‍‌‌​ ​ ‌​‌​​‍‌‌​ ​‍​ ​‍​ ‌ ‌​ ‌​ ‍‌ ‍​​ ‌ ​ ‌​‌‌​‌‌​ ‌‌‍‍‌‌​‍‌​ ​‌​ ​​‌‍‌‌‌‍​‌‌ ‍‍‌ ‌ ‌ ‌‌‌ ‌​​ ‍​‌​‍​‌ ​‍‌​​‍​‍‌‌​ ​‍​ ​‍​‍‌‌​ ‌‌‌​‌​​‍ ‍‌‍ ​‌‍​‌‌‍​‍‌‍‌‌‌‍ ​​‍‌‍‌ ​​‌‍‌‌‌ ​‍‌ ​ ‌ ​​‌‍‌‌‌‍​ ‌ ‌​‌‍‍‌‌ ‌‍‌‍‌‌​ ‌‌ ​​‌ ‌‌‌‍​‍‌‍ ​‌‍‍‌‌ ​ ‌‍‍​‌‍‌‌‌‍‌​​‍​‍‌ ‌
Privacy Policy​​​​‌ ‍ ​‍​‍‌‍ ‌ ​‍‌‍‍‌‌‍‌ ‌‍‍‌‌‍ ‍​‍​‍​ ‍‍​‍​‍‌ ​ ‌‍​‌‌‍ ‍‌‍‍‌‌ ‌​‌ ‍‌​‍ ‍‌‍‍‌‌‍ ​‍​‍​‍ ​​‍​‍‌‍‍​‌ ​‍‌‍‌‌‌‍‌‍​‍​‍​ ‍‍​‍​‍‌‍‍​‌ ‌​‌ ‌​‌ ​​‌ ​ ​ ‍‍​‍ ​‍ ‌‍​‍‌‍‌‍‌ ​​​‍ ‌‌ ​​‌ ​‍‌‍ ‌ ​​‌‍‌‌‌ ​‍‌ ‌​‌ ‍‌​‍ ‌‌‍‌ ‌ ​‍‌‍ ‌ ‌‌‌ ​​​‍ ‍‌ ‌‍‌‍‌‌‌ ​‍‌‍​ ‌‍‌‌‌‍ ​​‍ ‍‌‍​‌‌ ​​‌ ​​​‍ ‌ ​ ‌ ‌​‌ ‌‌‌‍‌​‌‍‍‌‌‍ ​‍ ‌‍‍‌‌‍ ‍‌ ‌​‌‍‌‌‌‍ ‍‌ ‌​​‍ ‌‍‌‌‌‍‌​‌‍‍‌‌ ‌​​‍ ‌‍ ‌‌‍ ‌‍‌​‌‍‌‌​ ‌‌ ​​‌ ​‍‌‍‌‌‌ ​ ‌‍‌‌‌‍ ‍‌ ‌​‌‍​‌‌ ‌​‌‍‍‌‌‍ ‌‍ ‍​ ‍ ‌‍‍‌‌‍‌​​ ‌‌ ​ ‌‍‍‌‌ ‌​‌‍‌‌‌‌​ ‌‍‌‌‌ ‌​‌ ‌​‌‍‍‌‌‍ ‍‌‍‌ ‌ ​ ​ ‍ ‌ ‌​‌ ‍‌‌ ​​‌‍‌‌​ ‌‌ ​ ‌‍‍‌‌ ‌​‌‍‌‌‌‌​ ‌‍‌‌‌ ‌​‌ ‌​‌‍‍‌‌‍ ‍‌‍‌ ‌ ​ ​ ‍ ‌ ​​‌‍​‌‌ ‌​‌‍‍​​ ‌‌‍‌‍‌‍ ‌‍ ‌ ‌​‌‍‌‌‌ ​‍‌​ ​‌‍‍‌‌‍ ‍‌‍‍ ‌ ​ ​‍‌‌​ ‌‌‌​​‍‌‌ ‌‍‍ ‌‍‌‌‌ ‍‌​‍‌‌​ ​ ‌​‌​​‍‌‌​ ​ ‌​‌​​‍‌‌​ ​‍​ ​‍​ ‌ ‌​ ‌​ ‍‌ ‍​​ ‌ ​ ‌​‌‌​‌‌​ ‌‌‍‍‌‌​‍‌​ ​‌​ ​​‌‍‌‌‌‍​‌‌ ‍‍‌ ‌ ‌ ‌‌‌ ‌​​ ‍​‌​‍​‌ ‌‌​ ‌ ​‍‌‌​ ​‍​ ​‍​‍‌‌​ ‌‌‌​‌​​‍ ‍‌‍ ​‌‍​‌‌‍​‍‌‍‌‌‌‍ ​​ ‌‍​‍‌‍​‌‌ ​ ‌‍‌‌‌‌‌‌‌ ​‍‌‍ ​​ ‌‌‍‍​‌ ‌​‌ ‌​‌ ​​‌ ​ ​‍‌‌​ ​ ‌​​‌​‍‌‌​ ​‍‌​‌‍​‍‌‌​ ​‍‌​‌‍‌‍​‍‌‍‌‍‌ ​​​‍ ‌‌ ​​‌ ​‍‌‍ ‌ ​​‌‍‌‌‌ ​‍‌ ‌​‌ ‍‌​‍ ‌‌‍‌ ‌ ​‍‌‍ ‌ ‌‌‌ ​​​‍ ‍‌ ‌‍‌‍‌‌‌ ​‍‌‍​ ‌‍‌‌‌‍ ​​‍ ‍‌‍​‌‌ ​​‌ ​​​‍‌‌​ ​‍‌​‌‍‌ ​ ‌ ‌​‌ ‌‌‌‍‌​‌‍‍‌‌‍ ​‍‌‍‌‍‍‌‌‍‌​​ ‌‌ ​ ‌‍‍‌‌ ‌​‌‍‌‌‌‌​ ‌‍‌‌‌ ‌​‌ ‌​‌‍‍‌‌‍ ‍‌‍‌ ‌ ​ ​‍‌‍‌ ‌​‌ ‍‌‌ ​​‌‍‌‌​ ‌‌ ​ ‌‍‍‌‌ ‌​‌‍‌‌‌‌​ ‌‍‌‌‌ ‌​‌ ‌​‌‍‍‌‌‍ ‍‌‍‌ ‌ ​ ​‍‌‍‌ ​​‌‍​‌‌ ‌​‌‍‍​​ ‌‌‍‌‍‌‍ ‌‍ ‌ ‌​‌‍‌‌‌ ​‍‌​ ​‌‍‍‌‌‍ ‍‌‍‍ ‌ ​ ​‍‌‌​ ‌‌‌​​‍‌‌ ‌‍‍ ‌‍‌‌‌ ‍‌​‍‌‌​ ​ ‌​‌​​‍‌‌​ ​ ‌​‌​​‍‌‌​ ​‍​ ​‍​ ‌ ‌​ ‌​ ‍‌ ‍​​ ‌ ​ ‌​‌‌​‌‌​ ‌‌‍‍‌‌​‍‌​ ​‌​ ​​‌‍‌‌‌‍​‌‌ ‍‍‌ ‌ ‌ ‌‌‌ ‌​​ ‍​‌​‍​‌ ‌‌​ ‌ ​‍‌‌​ ​‍​ ​‍​‍‌‌​ ‌‌‌​‌​​‍ ‍‌‍ ​‌‍​‌‌‍​‍‌‍‌‌‌‍ ​​‍‌‍‌ ​​‌‍‌‌‌ ​‍‌ ​ ‌ ​​‌‍‌‌‌‍​ ‌ ‌​‌‍‍‌‌ ‌‍‌‍‌‌​ ‌‌ ​​‌ ‌‌‌‍​‍‌‍ ​‌‍‍‌‌ ​ ‌‍‍​‌‍‌‌‌‍‌​​‍​‍‌ ‌
Get In Touch​​​​‌ ‍ ​‍​‍‌‍ ‌ ​‍‌‍‍‌‌‍‌ ‌‍‍‌‌‍ ‍​‍​‍​ ‍‍​‍​‍‌ ​ ‌‍​‌‌‍ ‍‌‍‍‌‌ ‌​‌ ‍‌​‍ ‍‌‍‍‌‌‍ ​‍​‍​‍ ​​‍​‍‌‍‍​‌ ​‍‌‍‌‌‌‍‌‍​‍​‍​ ‍‍​‍​‍‌‍‍​‌ ‌​‌ ‌​‌ ​​‌ ​ ​ ‍‍​‍ ​‍ ‌‍​‍‌‍‌‍‌ ​​​‍ ‌‌ ​​‌ ​‍‌‍ ‌ ​​‌‍‌‌‌ ​‍‌ ‌​‌ ‍‌​‍ ‌‌‍‌ ‌ ​‍‌‍ ‌ ‌‌‌ ​​​‍ ‍‌ ‌‍‌‍‌‌‌ ​‍‌‍​ ‌‍‌‌‌‍ ​​‍ ‍‌‍​‌‌ ​​‌ ​​​‍ ‌ ​ ‌ ‌​‌ ‌‌‌‍‌​‌‍‍‌‌‍ ​‍ ‌‍‍‌‌‍ ‍‌ ‌​‌‍‌‌‌‍ ‍‌ ‌​​‍ ‌‍‌‌‌‍‌​‌‍‍‌‌ ‌​​‍ ‌‍ ‌‌‍ ‌‍‌​‌‍‌‌​ ‌‌ ​​‌ ​‍‌‍‌‌‌ ​ ‌‍‌‌‌‍ ‍‌ ‌​‌‍​‌‌ ‌​‌‍‍‌‌‍ ‌‍ ‍​ ‍ ‌‍‍‌‌‍‌​​ ‌‌ ​ ‌‍‍‌‌ ‌​‌‍‌‌‌‌​ ‌‍‌‌‌ ‌​‌ ‌​‌‍‍‌‌‍ ‍‌‍‌ ‌ ​ ​ ‍ ‌ ‌​‌ ‍‌‌ ​​‌‍‌‌​ ‌‌ ​ ‌‍‍‌‌ ‌​‌‍‌‌‌‌​ ‌‍‌‌‌ ‌​‌ ‌​‌‍‍‌‌‍ ‍‌‍‌ ‌ ​ ​ ‍ ‌ ​​‌‍​‌‌ ‌​‌‍‍​​ ‌‌‍‌‍‌‍ ‌‍ ‌ ‌​‌‍‌‌‌ ​‍​‍ ‍‌‍​ ‌‍ ‌‍ ‍‌ ‌​‌‍​‌‌‍​ ‌ ‌​‌​‍​‌‍‌‌‌‍​‌‌‍‌​‌‍‍‌‌‍ ‍‌‍‌ ​ ‌‍​‍‌‍​‌‌ ​ ‌‍‌‌‌‌‌‌‌ ​‍‌‍ ​​ ‌‌‍‍​‌ ‌​‌ ‌​‌ ​​‌ ​ ​‍‌‌​ ​ ‌​​‌​‍‌‌​ ​‍‌​‌‍​‍‌‌​ ​‍‌​‌‍‌‍​‍‌‍‌‍‌ ​​​‍ ‌‌ ​​‌ ​‍‌‍ ‌ ​​‌‍‌‌‌ ​‍‌ ‌​‌ ‍‌​‍ ‌‌‍‌ ‌ ​‍‌‍ ‌ ‌‌‌ ​​​‍ ‍‌ ‌‍‌‍‌‌‌ ​‍‌‍​ ‌‍‌‌‌‍ ​​‍ ‍‌‍​‌‌ ​​‌ ​​​‍‌‌​ ​‍‌​‌‍‌ ​ ‌ ‌​‌ ‌‌‌‍‌​‌‍‍‌‌‍ ​‍‌‍‌‍‍‌‌‍‌​​ ‌‌ ​ ‌‍‍‌‌ ‌​‌‍‌‌‌‌​ ‌‍‌‌‌ ‌​‌ ‌​‌‍‍‌‌‍ ‍‌‍‌ ‌ ​ ​‍‌‍‌ ‌​‌ ‍‌‌ ​​‌‍‌‌​ ‌‌ ​ ‌‍‍‌‌ ‌​‌‍‌‌‌‌​ ‌‍‌‌‌ ‌​‌ ‌​‌‍‍‌‌‍ ‍‌‍‌ ‌ ​ ​‍‌‍‌ ​​‌‍​‌‌ ‌​‌‍‍​​ ‌‌‍‌‍‌‍ ‌‍ ‌ ‌​‌‍‌‌‌ ​‍​‍ ‍‌‍​ ‌‍ ‌‍ ‍‌ ‌​‌‍​‌‌‍​ ‌ ‌​‌​‍​‌‍‌‌‌‍​‌‌‍‌​‌‍‍‌‌‍ ‍‌‍‌ ​‍‌‍‌ ​​‌‍‌‌‌ ​‍‌ ​ ‌ ​​‌‍‌‌‌‍​ ‌ ‌​‌‍‍‌‌ ‌‍‌‍‌‌​ ‌‌ ​​‌ ‌‌‌‍​‍‌‍ ​‌‍‍‌‌ ​ ‌‍‍​‌‍‌‌‌‍‌​​‍​‍‌ ‌
info@bfpproperty.com
+61 434 561 378​​​​‌ ‍ ​‍​‍‌‍ ‌ ​‍‌‍‍‌‌‍‌ ‌‍‍‌‌‍ ‍​‍​‍​ ‍‍​‍​‍‌ ​ ‌‍​‌‌‍ ‍‌‍‍‌‌ ‌​‌ ‍‌​‍ ‍‌‍‍‌‌‍ ​‍​‍​‍ ​​‍​‍‌‍‍​‌ ​‍‌‍‌‌‌‍‌‍​‍​‍​ ‍‍​‍​‍‌‍‍​‌ ‌​‌ ‌​‌ ​​‌ ​ ​ ‍‍​‍ ​‍ ‌‍​‍‌‍‌‍‌ ​​​‍ ‌‌ ​​‌ ​‍‌‍ ‌ ​​‌‍‌‌‌ ​‍‌ ‌​‌ ‍‌​‍ ‌‌‍‌ ‌ ​‍‌‍ ‌ ‌‌‌ ​​​‍ ‍‌ ‌‍‌‍‌‌‌ ​‍‌‍​ ‌‍‌‌‌‍ ​​‍ ‍‌‍​‌‌ ​​‌ ​​​‍ ‌ ​ ‌ ‌​‌ ‌‌‌‍‌​‌‍‍‌‌‍ ​‍ ‌‍‍‌‌‍ ‍‌ ‌​‌‍‌‌‌‍ ‍‌ ‌​​‍ ‌‍‌‌‌‍‌​‌‍‍‌‌ ‌​​‍ ‌‍ ‌‌‍ ‌‍‌​‌‍‌‌​ ‌‌ ​​‌ ​‍‌‍‌‌‌ ​ ‌‍‌‌‌‍ ‍‌ ‌​‌‍​‌‌ ‌​‌‍‍‌‌‍ ‌‍ ‍​ ‍ ‌‍‍‌‌‍‌​​ ‌‌ ​ ‌‍‍‌‌ ‌​‌‍‌‌‌‌​ ‌‍‌‌‌ ‌​‌ ‌​‌‍‍‌‌‍ ‍‌‍‌ ‌ ​ ​ ‍ ‌ ‌​‌ ‍‌‌ ​​‌‍‌‌​ ‌‌ ​ ‌‍‍‌‌ ‌​‌‍‌‌‌‌​ ‌‍‌‌‌ ‌​‌ ‌​‌‍‍‌‌‍ ‍‌‍‌ ‌ ​ ​ ‍ ‌ ​​‌‍​‌‌ ‌​‌‍‍​​ ‌‌ ​​‌‍‍​‌‍ ‌‍ ‍‌‍‌‌​ ‌‍​‍‌‍​‌‌ ​ ‌‍‌‌‌‌‌‌‌ ​‍‌‍ ​​ ‌‌‍‍​‌ ‌​‌ ‌​‌ ​​‌ ​ ​‍‌‌​ ​ ‌​​‌​‍‌‌​ ​‍‌​‌‍​‍‌‌​ ​‍‌​‌‍‌‍​‍‌‍‌‍‌ ​​​‍ ‌‌ ​​‌ ​‍‌‍ ‌ ​​‌‍‌‌‌ ​‍‌ ‌​‌ ‍‌​‍ ‌‌‍‌ ‌ ​‍‌‍ ‌ ‌‌‌ ​​​‍ ‍‌ ‌‍‌‍‌‌‌ ​‍‌‍​ ‌‍‌‌‌‍ ​​‍ ‍‌‍​‌‌ ​​‌ ​​​‍‌‌​ ​‍‌​‌‍‌ ​ ‌ ‌​‌ ‌‌‌‍‌​‌‍‍‌‌‍ ​‍‌‍‌‍‍‌‌‍‌​​ ‌‌ ​ ‌‍‍‌‌ ‌​‌‍‌‌‌‌​ ‌‍‌‌‌ ‌​‌ ‌​‌‍‍‌‌‍ ‍‌‍‌ ‌ ​ ​‍‌‍‌ ‌​‌ ‍‌‌ ​​‌‍‌‌​ ‌‌ ​ ‌‍‍‌‌ ‌​‌‍‌‌‌‌​ ‌‍‌‌‌ ‌​‌ ‌​‌‍‍‌‌‍ ‍‌‍‌ ‌ ​ ​‍‌‍‌ ​​‌‍​‌‌ ‌​‌‍‍​​ ‌‌ ​​‌‍‍​‌‍ ‌‍ ‍‌‍‌‌​‍‌‍‌ ​​‌‍‌‌‌ ​‍‌ ​ ‌ ​​‌‍‌‌‌‍​ ‌ ‌​‌‍‍‌‌ ‌‍‌‍‌‌​ ‌‌ ​​‌ ‌‌‌‍​‍‌‍ ​‌‍‍‌‌ ​ ‌‍‍​‌‍‌‌‌‍‌​​‍​‍‌ ‌
Professional Credentials​​​​‌ ‍ ​‍​‍‌‍ ‌ ​‍‌‍‍‌‌‍‌ ‌‍‍‌‌‍ ‍​‍​‍​ ‍‍​‍​‍‌ ​ ‌‍​‌‌‍ ‍‌‍‍‌‌ ‌​‌ ‍‌​‍ ‍‌‍‍‌‌‍ ​‍​‍​‍ ​​‍​‍‌‍‍​‌ ​‍‌‍‌‌‌‍‌‍​‍​‍​ ‍‍​‍​‍‌‍‍​‌ ‌​‌ ‌​‌ ​​‌ ​ ​ ‍‍​‍ ​‍ ‌‍​‍‌‍‌‍‌ ​​​‍ ‌‌ ​​‌ ​‍‌‍ ‌ ​​‌‍‌‌‌ ​‍‌ ‌​‌ ‍‌​‍ ‌‌‍‌ ‌ ​‍‌‍ ‌ ‌‌‌ ​​​‍ ‍‌ ‌‍‌‍‌‌‌ ​‍‌‍​ ‌‍‌‌‌‍ ​​‍ ‍‌‍​‌‌ ​​‌ ​​​‍ ‌ ​ ‌ ‌​‌ ‌‌‌‍‌​‌‍‍‌‌‍ ​‍ ‌‍‍‌‌‍ ‍‌ ‌​‌‍‌‌‌‍ ‍‌ ‌​​‍ ‌‍‌‌‌‍‌​‌‍‍‌‌ ‌​​‍ ‌‍ ‌‌‍ ‌‍‌​‌‍‌‌​ ‌‌ ​​‌ ​‍‌‍‌‌‌ ​ ‌‍‌‌‌‍ ‍‌ ‌​‌‍​‌‌ ‌​‌‍‍‌‌‍ ‌‍ ‍​ ‍ ‌‍‍‌‌‍‌​​ ‌‌ ​ ‌‍‍‌‌ ‌​‌‍‌‌‌‌​ ‌‍‌‌‌ ‌​‌ ‌​‌‍‍‌‌‍ ‍‌‍‌ ‌ ​ ​ ‍ ‌ ‌​‌ ‍‌‌ ​​‌‍‌‌​ ‌‌ ​ ‌‍‍‌‌ ‌​‌‍‌‌‌‌​ ‌‍‌‌‌ ‌​‌ ‌​‌‍‍‌‌‍ ‍‌‍‌ ‌ ​ ​ ‍ ‌ ​​‌‍​‌‌ ‌​‌‍‍​​ ‌‌‍‌‍‌‍ ‌‍ ‌ ‌​‌‍‌‌‌ ​‍​‍ ‍‌‍​ ‌ ​‍‌‍‌‌‌‍‌​‌‍‌‌‌‍ ‍‌ ‌​‌‍‍‌‌‍​‌‌‍ ​‌ ​ ‌​‍​‌‍‌‌‌‍​‌‌‍‌​‌‍‍‌‌‍ ‍‌‍‌ ​ ‌‍​‍‌‍​‌‌ ​ ‌‍‌‌‌‌‌‌‌ ​‍‌‍ ​​ ‌‌‍‍​‌ ‌​‌ ‌​‌ ​​‌ ​ ​‍‌‌​ ​ ‌​​‌​‍‌‌​ ​‍‌​‌‍​‍‌‌​ ​‍‌​‌‍‌‍​‍‌‍‌‍‌ ​​​‍ ‌‌ ​​‌ ​‍‌‍ ‌ ​​‌‍‌‌‌ ​‍‌ ‌​‌ ‍‌​‍ ‌‌‍‌ ‌ ​‍‌‍ ‌ ‌‌‌ ​​​‍ ‍‌ ‌‍‌‍‌‌‌ ​‍‌‍​ ‌‍‌‌‌‍ ​​‍ ‍‌‍​‌‌ ​​‌ ​​​‍‌‌​ ​‍‌​‌‍‌ ​ ‌ ‌​‌ ‌‌‌‍‌​‌‍‍‌‌‍ ​‍‌‍‌‍‍‌‌‍‌​​ ‌‌ ​ ‌‍‍‌‌ ‌​‌‍‌‌‌‌​ ‌‍‌‌‌ ‌​‌ ‌​‌‍‍‌‌‍ ‍‌‍‌ ‌ ​ ​‍‌‍‌ ‌​‌ ‍‌‌ ​​‌‍‌‌​ ‌‌ ​ ‌‍‍‌‌ ‌​‌‍‌‌‌‌​ ‌‍‌‌‌ ‌​‌ ‌​‌‍‍‌‌‍ ‍‌‍‌ ‌ ​ ​‍‌‍‌ ​​‌‍​‌‌ ‌​‌‍‍​​ ‌‌‍‌‍‌‍ ‌‍ ‌ ‌​‌‍‌‌‌ ​‍​‍ ‍‌‍​ ‌ ​‍‌‍‌‌‌‍‌​‌‍‌‌‌‍ ‍‌ ‌​‌‍‍‌‌‍​‌‌‍ ​‌ ​ ‌​‍​‌‍‌‌‌‍​‌‌‍‌​‌‍‍‌‌‍ ‍‌‍‌ ​‍‌‍‌ ​​‌‍‌‌‌ ​‍‌ ​ ‌ ​​‌‍‌‌‌‍​ ‌ ‌​‌‍‍‌‌ ‌‍‌‍‌‌​ ‌‌ ​​‌ ‌‌‌‍​‍‌‍ ​‌‍‍‌‌ ​ ‌‍‍​‌‍‌‌‌‍‌​​‍​‍‌ ‌